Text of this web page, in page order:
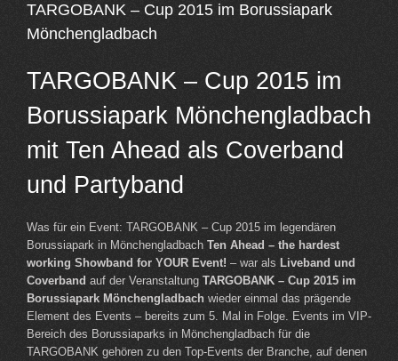
TARGOBANK – Cup 2015 im Borussiapark
Mönchengladbach
TARGOBANK – Cup 2015 im
Borussiapark Mönchengladbach
mit Ten Ahead als Coverband
und Partyband
Was für ein Event: TARGOBANK – Cup 2015 im legendären
Borussiapark in Mönchengladbach Ten Ahead – the hardest
working Showband for YOUR Event! – war als Liveband und
Coverband auf der Veranstaltung TARGOBANK – Cup 2015 im
Borussiapark Mönchengladbach wieder einmal das prägende
Element des Events – bereits zum 5. Mal in Folge. Events im VIP-
Bereich des Borussiaparks in Mönchengladbach für die
TARGOBANK gehören zu den Top-Events der Branche, auf denen